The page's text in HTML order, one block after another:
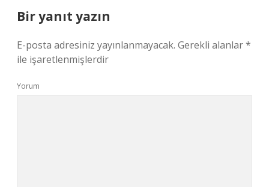
Bir yanıt yazın
E-posta adresiniz yayınlanmayacak. Gerekli alanlar*
ile işaretlenmişlerdir
Yorum